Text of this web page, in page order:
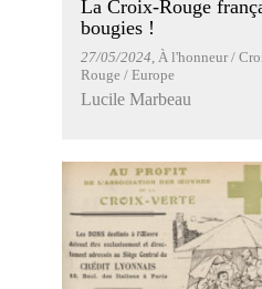
La Croix-Rouge
bougies !
27/05/2024, À l'honneur /
Rouge / Europe
Lucile Marbeau